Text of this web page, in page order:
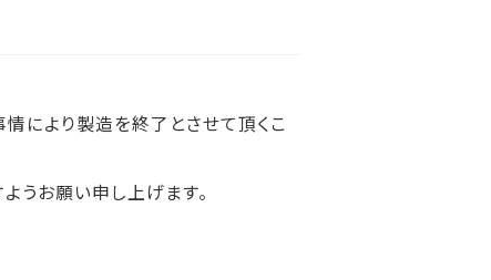
により製造を終了とさせて頂くこ
うお願い申し上げます。